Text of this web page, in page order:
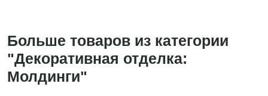
Больше товаров из категории
"Декоративная отделка:
Молдинги"